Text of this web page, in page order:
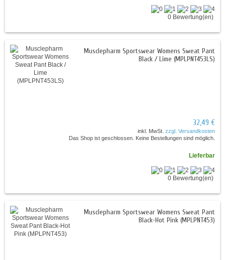
0 Bewertung(en)
Musclepharm Sportswear Womens Sweat Pant
Black / Lime (MPLPNT453LS)
32,49 €
inkl. MwSt. zzgl. Versandkosten
Das Shop ist geschlossen. Keine Bestellungen sind möglich.
Lieferbar
0 Bewertung(en)
Musclepharm Sportswear Womens Sweat Pant
Black-Hot Pink (MPLPNT453)